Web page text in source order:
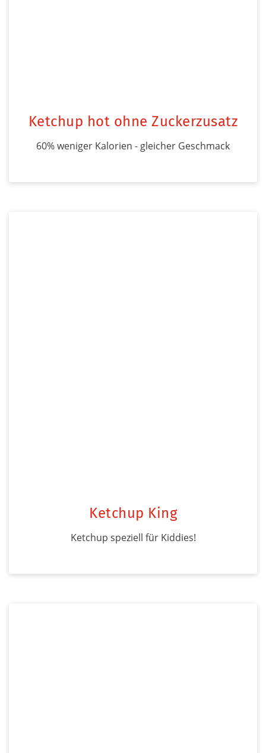
Ketchup hot ohne Zuckerzusatz
60% weniger Kalorien - gleicher Geschmack
Ketchup King
Ketchup speziell für Kiddies!